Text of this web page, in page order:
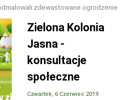
zdewastowane ogrodzenie
Zielona Kolonia
Jasna -
konsultacje
społeczne
Czwartek, 6 Czerwiec 2019